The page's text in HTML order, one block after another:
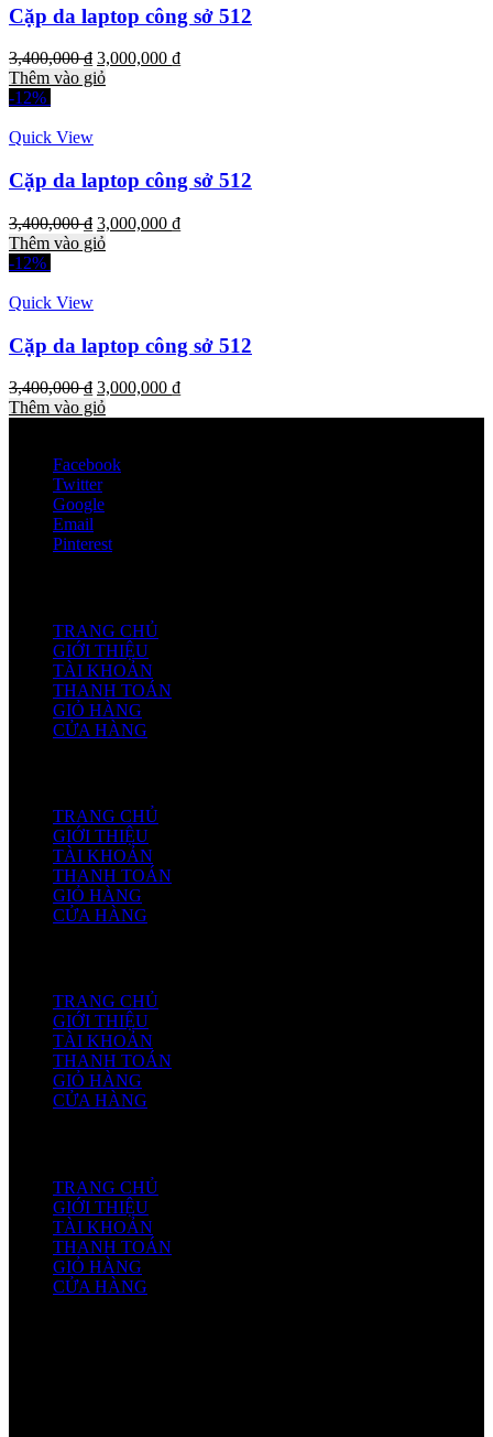
Cặp da laptop công sở 512
3,400,000₫ 3,000,000 ₫
Thêm vào giỏ
-12%
Quick View
Cặp da laptop công sở 512
3,400,000₫ 3,000,000 ₫
Thêm vào giỏ
-12%
Quick View
Cặp da laptop công sở 512
3,400,000₫ 3,000,000 ₫
Thêm vào giỏ
Facebook
Twitter
Google
Email
Pinterest
TRANG CHỦ
GIỚI THIỆU
TÀI KHOẢN
THANH TOÁN
GIỎ HÀNG
CỬA HÀNG
TRANG CHỦ
GIỚI THIỆU
TÀI KHOẢN
THANH TOÁN
GIỎ HÀNG
CỬA HÀNG
TRANG CHỦ
GIỚI THIỆU
TÀI KHOẢN
THANH TOÁN
GIỎ HÀNG
CỬA HÀNG
TRANG CHỦ
GIỚI THIỆU
TÀI KHOẢN
THANH TOÁN
GIỎ HÀNG
CỬA HÀNG